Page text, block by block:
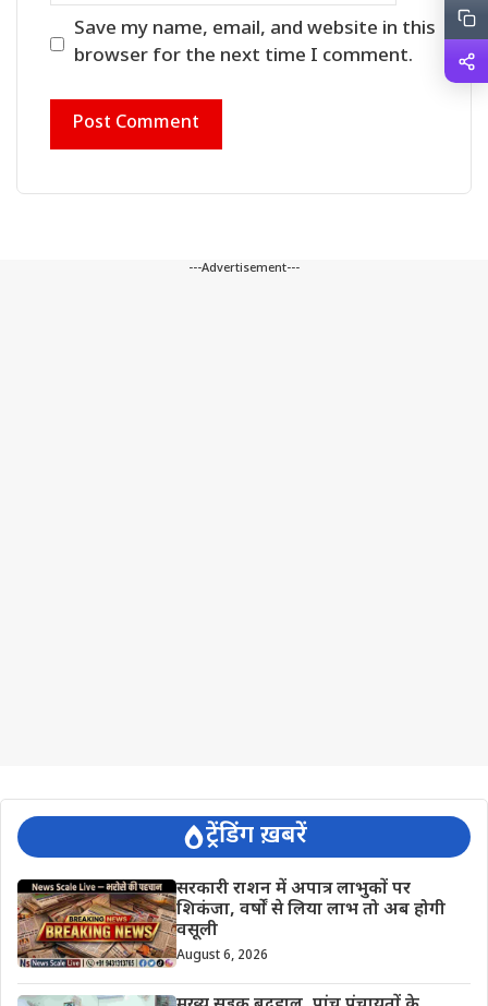
Save my name, email, and website in this
browser for the next time I comment.
---Advertisement---
ट्रेंडिंग ख़बरें
सरकारी राशन में अपात्र लाभुकों पर
शिकंजा, वर्षों से लिया लाभ तो अब होगी
वसूली
August 6, 2026